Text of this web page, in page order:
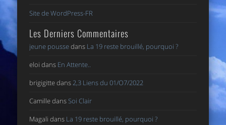
Site de WordPress-FR
Les Derniers Commentaires
jeune poussedans La 19 reste brouillé, pourquoi ?
eloi dans En Attente..
brigigittedans2,3 Liens du 01/O7/2022
CamilledansSoi Clair
Magali dans La 19 reste brouillé, pourquoi ?